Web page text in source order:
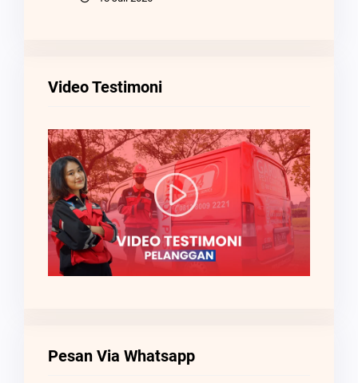
Video Testimoni
Pesan Via Whatsapp